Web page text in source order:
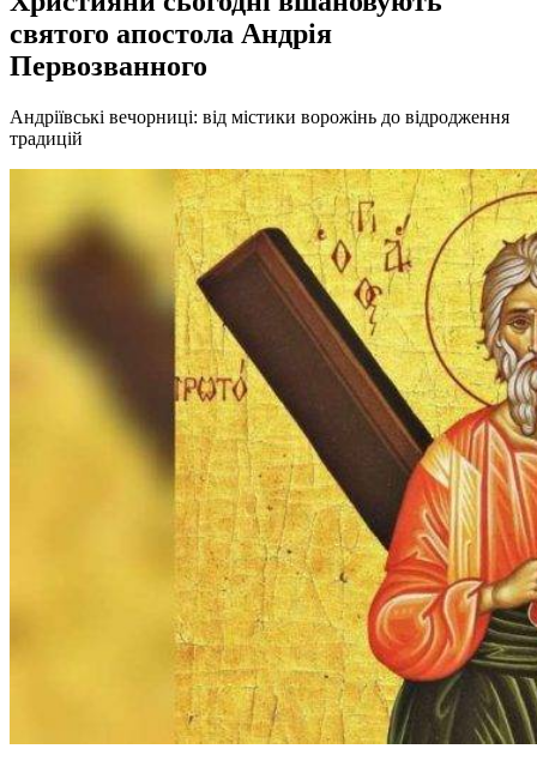
святого апостола Андрія
Первозванного
Андріївські вечорниці: від містики ворожінь до відродження
традицій